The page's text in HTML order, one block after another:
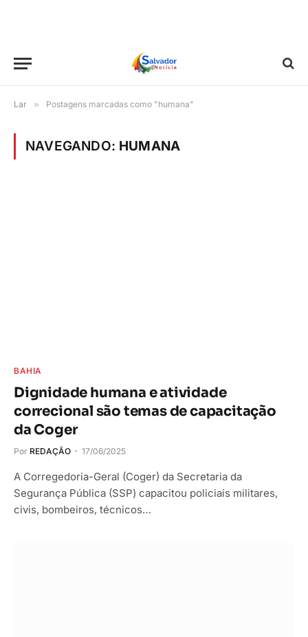
Lar » Postagens marcadas como "humana"
NAVEGANDO: HUMANA
BAHIA
Dignidade humana e atividade
correcional são temas de capacitação
da Coger
Por REDAÇÃO 17/06/2025
A Corregedoria-Geral (Coger) da Secretaria da
Segurança Pública (SSP) capacitou policiais militares,
civis, bombeiros, técnicos…